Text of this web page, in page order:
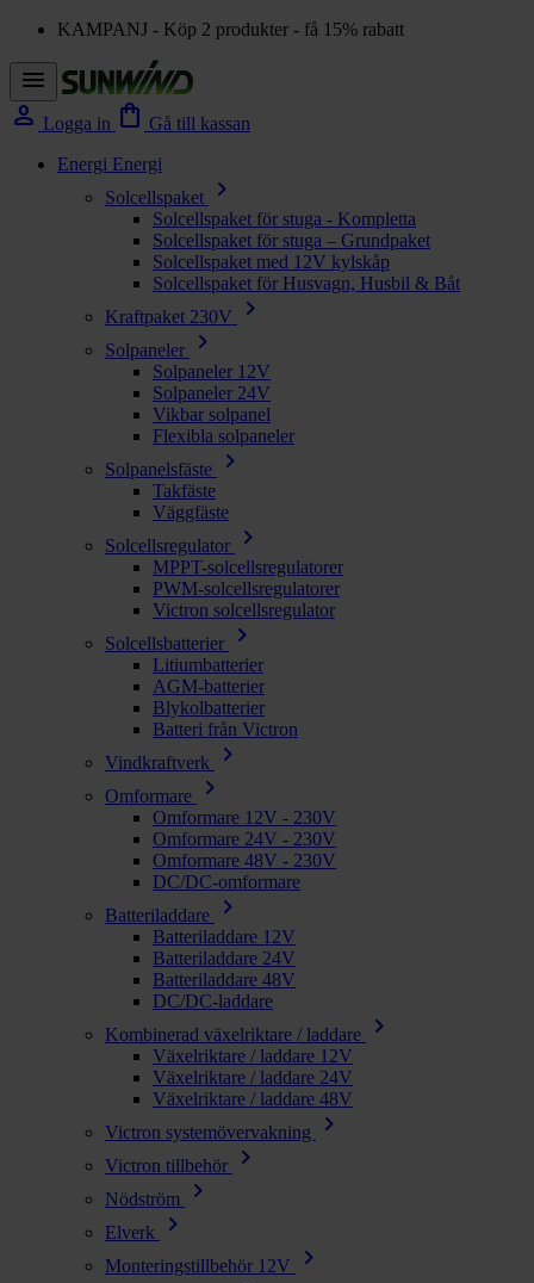
KAMPANJ - Köp 2 produkter - få 15% rabatt
menu
person Logga in shopping_bag Gå till kassan
Energi Energi
Solcellspaket
chevron_right
Solcellspaket för stuga - Kompletta
Solcellspaket för stuga – Grundpaket
Solcellspaket med 12V kylskåp
Solcellspaket för Husvagn, Husbil & Båt
Kraftpaket 230V
chevron_right
Solpaneler chevron_right
Solpaneler 12V
Solpaneler 24V
Vikbar solpanel
Flexibla solpaneler
Solpanelsfäste
chevron_right
Takfäste
Väggfäste
Solcellsregulator
chevron_right
MPPT-solcellsregulatorer
PWM-solcellsregulatorer
Victron solcellsregulator
Solcellsbatterier
chevron_right
Litiumbatterier
AGM-batterier
Blykolbatterier
Batteri från Victron
Vindkraftverk
chevron_right
Omformare chevron_right
Omformare 12V - 230V
Omformare 24V - 230V
Omformare 48V - 230V
DC/DC-omformare
Batteriladdare
chevron_right
Batteriladdare 12V
Batteriladdare 24V
Batteriladdare 48V
DC/DC-laddare
Kombinerad växelriktare / laddare
chevron_right
Växelriktare / laddare 12V
Växelriktare / laddare 24V
Växelriktare / laddare 48V
Victron systemövervakning
chevron_right
Victron tillbehör chevron_right
Nödström chevron_right
Elverk chevron_right
Monteringstillbehör 12V chevron_right